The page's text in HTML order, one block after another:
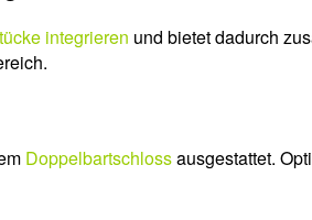
integrieren und bietet dadurch
Doppelbartschlossausgestattet.